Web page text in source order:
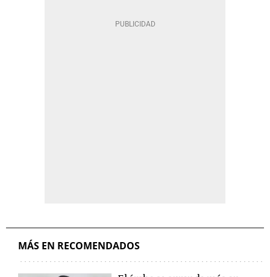
MÁS EN RECOMENDADOS